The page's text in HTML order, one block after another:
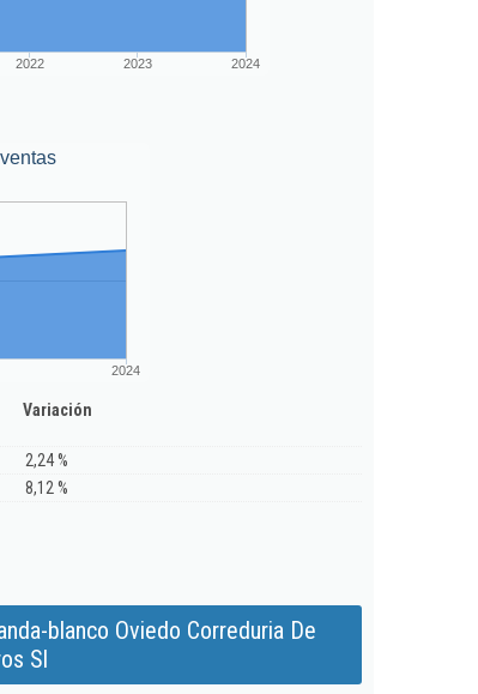
2022 2023 2024
2024
Variación
2,24 %
8,12 %
blanco Oviedo Correduria De
Sl